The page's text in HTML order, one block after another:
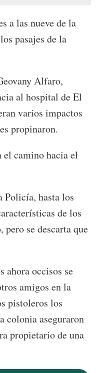
a las nueve de la
pasajes de la
Alfaro,
al hospital de El
varios impactos
propinaron.
camino hacia el
Policía, hasta los
de los
se descarta que
ahora occisos se
amigos en la
pistoleros los
colonia aseguraron
propietario de una